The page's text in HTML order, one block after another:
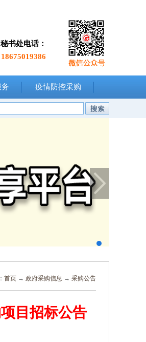
秘书处电话：
18675019386
疫情防控采购
首页 → 政府采购信息 → 采购公告
目招标公告